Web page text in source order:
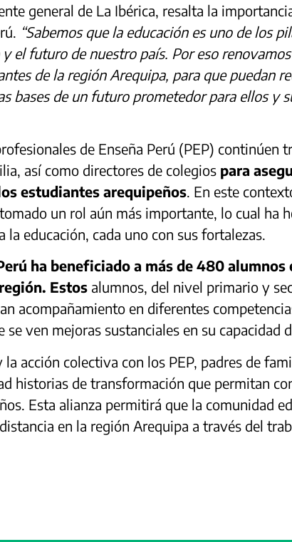
general de La Ibérica, resalta la
“Sabemos que la educación es uno de los
el futuro de nuestro país. Por eso
de la región Arequipa, para que puedan
bases de un futuro prometedor para ellos y
de Enseña Perú (PEP) continúen
así como directores de colegios para
estudiantes arequipeños. En este
un rol aún más importante, lo cual ha
educación, cada uno con sus fortalezas.
ha beneficiado a más de 480 alumnos
Estos alumnos, del nivel primario y
acompañamiento en diferentes
ven mejoras sustanciales en su capacidad
la acción colectiva con los PEP, padres de
historias de transformación que permitan
Esta alianza permitirá que la comunidad
en la región Arequipa a través del